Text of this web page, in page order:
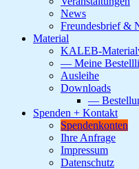
News
Freundesbrief &
Material
KALEB-
— Meine
Ausleihe
Downloads
—
Spenden + Kontakt
Spendenkonten
Ihre Anfrage
Impressum
Datenschutz